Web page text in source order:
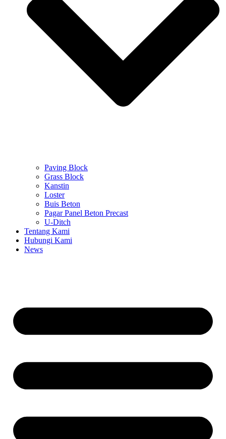
Paving Block
Grass Block
Kanstin
Loster
Buis Beton
Pagar Panel Beton Precast
U-Ditch
Tentang Kami
Hubungi Kami
News